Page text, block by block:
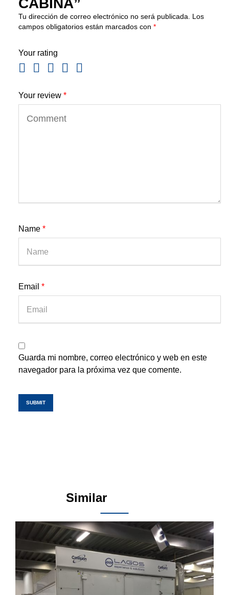
CABINA”
Tu dirección de correo electrónico no será publicada.
Los
campos obligatorios están marcados con *
Your rating
Your review *
Name *
Email *
Guarda mi nombre, correo electrónico y web en este
navegador para la próxima vez que comente.
SUBMIT
Similar